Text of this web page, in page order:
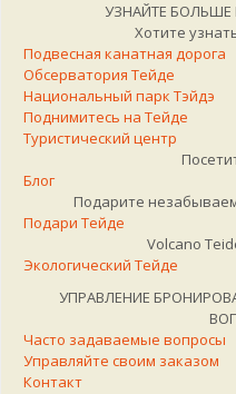
УЗНАЙТЕ
Хотите
Подвесная канатная дорога
Обсерватория Тейде
Национальный парк Тэйдэ
Поднимитесь на Тейде
Туристический центр
Блог
Подарите
Подари Тейде
Volcano
Экологический Тейде
УПРАВЛЕНИЕ
Часто задаваемые вопросы
Управляйте своим заказом
Контакт